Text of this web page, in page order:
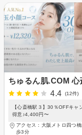
ちゅるん肌.COM 心
4.4
(12件)
【心斎橋駅３】30％OFFキ
得意♪4,400円〜
アクセス：大阪メトロ四つ
歩3分